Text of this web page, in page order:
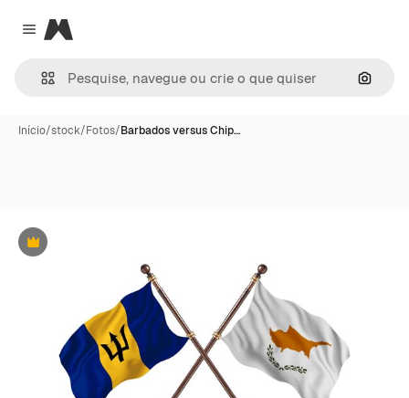
Close menu
Magnific
Início/stock/Fotos/Barbados versus Chip…
Premium